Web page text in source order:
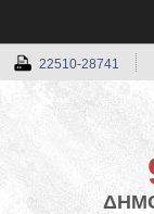
22510-28741